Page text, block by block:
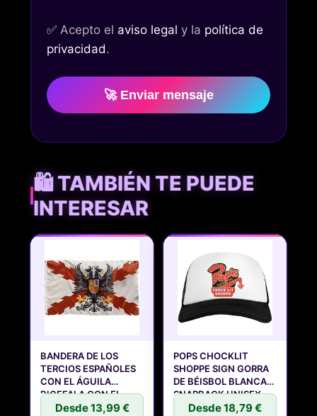
✅ Acepto el aviso legal y la política de
privacidad.
🚀 Enviar mensaje
🛍️ TAMBIÉN TE PUEDE
INTERESAR
BANDERA DE LOS
TERCIOS ESPAÑOLES
CON EL ÁGUILA
BICEFALA CON EL
Desde 13,99 €
POPS CHOCKLIT
SHOPPE SIGN GORRA
DE BÉISBOL BLANCA
SNAPBACK UNISEX
Desde 18,79 €